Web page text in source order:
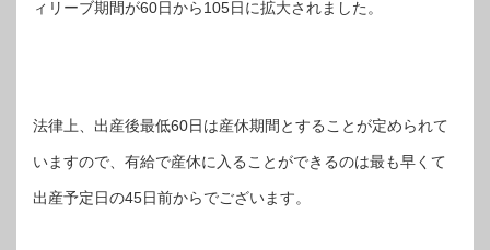
ィリーブ期間が60日から105日に拡大されました。
法律上、出産後最低60日は産休期間とすることが定められて
いますので、有給で産休に入ることができるのは最も早くて
出産予定日の45日前からでございます。